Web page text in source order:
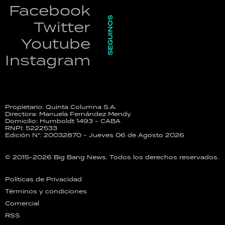
Facebook
Twitter
Youtube
Instagram
SEGUINOS
Propietario: Quinta Columna S.A.
Directora: Manuela Fernández Mendy
Domicilio: Humboldt 1493 - CABA
RNPI: 5222533
Edición N°: 20032870 - Jueves 06 de Agosto 2026
© 2015-2026 Big Bang News. Todos los derechos reservados.
Políticas de Privacidad
Términos y condiciones
Comercial
RSS